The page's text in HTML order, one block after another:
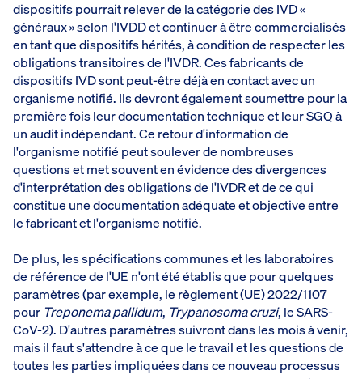
dispositifs pourrait relever de la catégorie des IVD «
généraux » selon l'IVDD et continuer à être commercialisés
en tant que dispositifs hérités, à condition de respecter les
obligations transitoires de l'IVDR. Ces fabricants de
dispositifs IVD sont peut-être déjà en contact avec un
organisme notifié. Ils devront également soumettre pour la
première fois leur documentation technique et leur SGQ à
un audit indépendant. Ce retour d'information de
l'organisme notifié peut soulever de nombreuses
questions et met souvent en évidence des divergences
d'interprétation des obligations de l'IVDR et de ce qui
constitue une documentation adéquate et objective entre
le fabricant et l'organisme notifié.
De plus, les spécifications communes et les laboratoires
de référence de l'UE n'ont été établis que pour quelques
paramètres (par exemple, le règlement (UE) 2022/1107
pour Treponema pallidum, Trypanosoma cruzi, le SARS-
CoV-2). D'autres paramètres suivront dans les mois à venir,
mais il faut s'attendre à ce que le travail et les questions de
toutes les parties impliquées dans ce nouveau processus